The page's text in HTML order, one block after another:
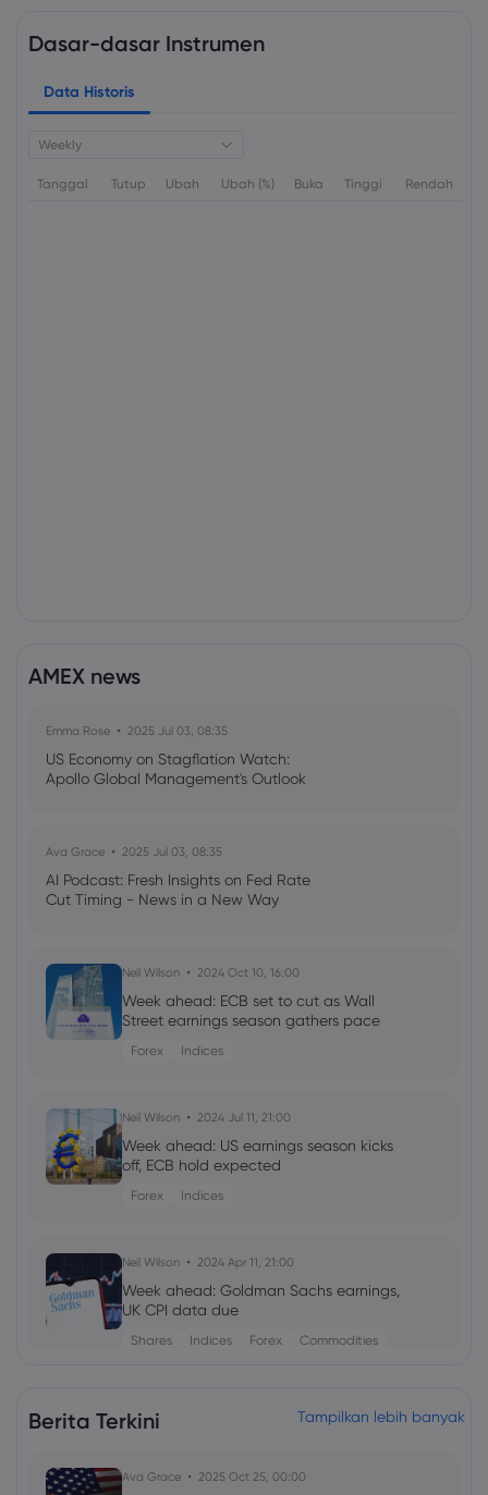
Dasar-dasar Instrumen
Data Historis
Weekly
Tanggal Tutup Ubah Ubah (%) Buka Tinggi Rendah
AMEX news
Emma Rose 2025 Jul 03, 08:35
US Economy on Stagflation Watch:
Apollo Global Management's Outlook
Ava Grace 2025 Jul 03, 08:35
AI Podcast: Fresh Insights on Fed Rate
Cut Timing - News in a New Way
Neil Wilson 2024 Oct 10, 16:00
Week ahead: ECB set to cut as Wall
Street earnings season gathers pace
Forex Indices
Neil Wilson 2024 Jul 11, 21:00
Week ahead: US earnings season kicks
off, ECB hold expected
Forex Indices
Neil Wilson 2024 Apr 11, 21:00
Week ahead: Goldman Sachs earnings,
UK CPI data due
Shares Indices Forex Commodities
Forex Indices
Berita Terkini Tampilkan lebih banyak
Ava Grace 2025 Oct 25, 00:00